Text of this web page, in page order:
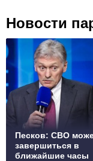
Новости
Песков: СВО
завершиться в
ближайшие часы